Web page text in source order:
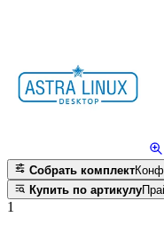
Собрать комплект
Купить по артикулу
1